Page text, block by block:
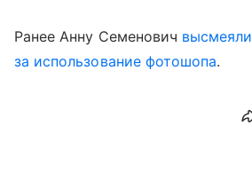
Ранее Анну Семенович высмеяли
за использование фотошопа.